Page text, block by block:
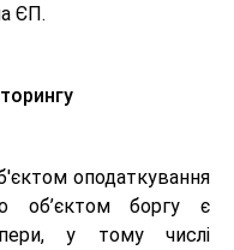
ЄП.
оподаткування
об’єктом боргу є
у тому числі